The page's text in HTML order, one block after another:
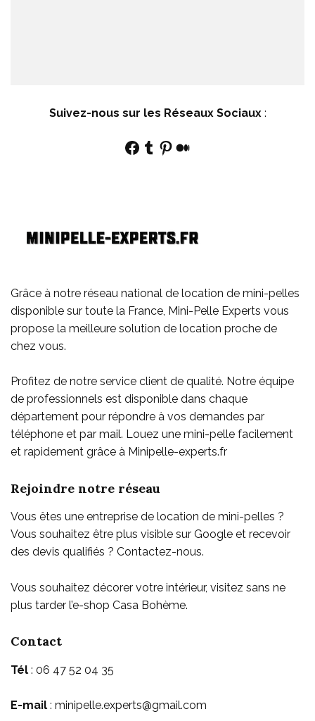
Suivez-nous sur les Réseaux Sociaux:
Facebook
Tumblr
Pinterest
Medium
Grâce à notre réseau national de location de mini-pelles
disponible sur toute la France, Mini-Pelle Experts vous
propose la meilleure solution de location proche de
chez vous.
Profitez de notre service client de qualité. Notre équipe
de professionnels est disponible dans chaque
département pour répondre à vos demandes par
téléphone et par mail. Louez une mini-pelle facilement
et rapidement grâce à Minipelle-experts.fr
Rejoindre notre réseau
Vous êtes une entreprise de location de mini-pelles ?
Vous souhaitez être plus visible sur Google et recevoir
des devis qualifiés ? Contactez-nous.
Vous souhaitez décorer votre intérieur, visitez sans ne
plus tarder l’e-shop Casa Bohème.
Contact
Tél : 06 47 52 04 35
E-mail : minipelle.experts@gmail.com